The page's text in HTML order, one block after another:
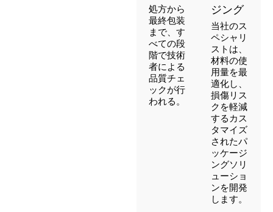
処方から
最終包装
まで、す
べての段
階で技術
者による
品質チェ
ックが行
われる。
ジング
当社のス
ペシャリ
ストは、
材料の使
用量を最
適化し、
損傷リス
クを軽減
するカス
タマイズ
されたパ
ッケージ
ングソリ
ューショ
ンを開発
します。